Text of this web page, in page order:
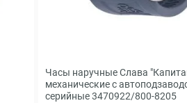
Часы наручные Слава
механические с
серийные 3470922/800-8205